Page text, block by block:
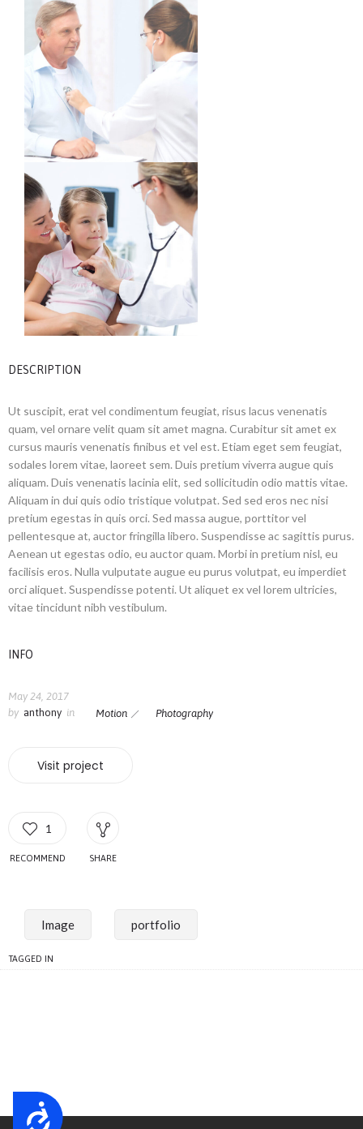
Accessibility
DESCRIPTION
Ut suscipit, erat vel condimentum feugiat, risus lacus venenatis
quam, vel ornare velit quam sit amet magna. Curabitur sit amet ex
cursus mauris venenatis finibus et vel est. Etiam eget sem feugiat,
sodales lorem vitae, laoreet sem. Duis pretium viverra augue quis
aliquam. Duis venenatis lacinia elit, sed sollicitudin odio mattis vitae.
Aliquam in dui quis odio tristique volutpat. Sed sed eros nec nisi
pretium egestas in quis orci. Sed massa augue, porttitor vel
pellentesque at, auctor fringilla libero. Suspendisse ac sagittis purus.
Aenean ut egestas odio, eu auctor quam. Morbi in pretium nisl, eu
facilisis eros. Nulla vulputate augue eu purus volutpat, eu imperdiet
orci aliquet. Suspendisse potenti. Ut aliquet ex vel lorem ultricies,
vitae tincidunt nibh vestibulum.
INFO
May 24, 2017
by anthony in Motion Photography
Visit project
1
RECOMMEND SHARE
Image portfolio
TAGGED IN